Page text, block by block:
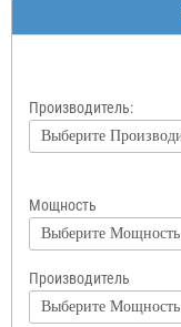
Производитель:
Мощность
Производитель